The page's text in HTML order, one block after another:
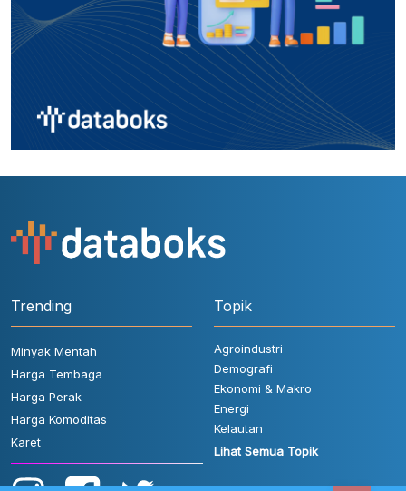
Trending
Minyak Mentah
Harga Tembaga
Harga Perak
Harga Komoditas
Karet
Topik
Agroindustri
Demografi
Ekonomi & Makro
Energi
Kelautan
Lihat Semua Topik